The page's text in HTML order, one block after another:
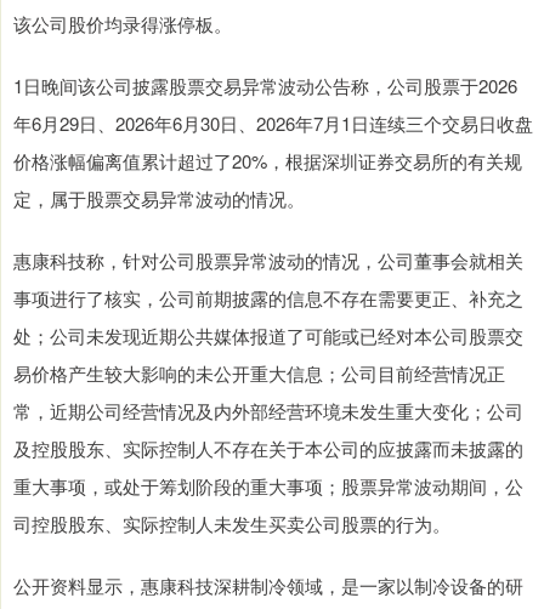
该公司股价均录得涨停板。
1日晚间该公司披露股票交易异常波动公告称，公司股票于2026
年6月29日、2026年6月30日、2026年7月1日连续三个交易日收盘
价格涨幅偏离值累计超过了20%，根据深圳证券交易所的有关规
定，属于股票交易异常波动的情况。
惠康科技称，针对公司股票异常波动的情况，公司董事会就相关
事项进行了核实，公司前期披露的信息不存在需要更正、补充之
处；公司未发现近期公共媒体报道了可能或已经对本公司股票交
易价格产生较大影响的未公开重大信息；公司目前经营情况正
常，近期公司经营情况及内外部经营环境未发生重大变化；公司
及控股股东、实际控制人不存在关于本公司的应披露而未披露的
重大事项，或处于筹划阶段的重大事项；股票异常波动期间，公
司控股股东、实际控制人未发生买卖公司股票的行为。
公开资料显示，惠康科技深耕制冷领域，是一家以制冷设备的研